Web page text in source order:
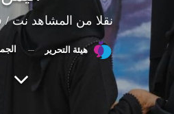
نقلا من المشاهد نت
هيئة التحرير الجمعة,30